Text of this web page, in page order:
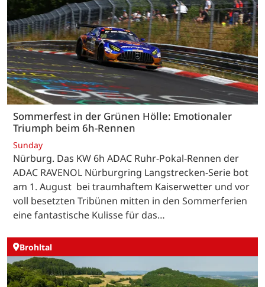
Sommerfest in der Grünen Hölle: Emotionaler
Triumph beim 6h-Rennen
Sunday
Nürburg. Das KW 6h ADAC Ruhr-Pokal-Rennen der
ADAC RAVENOL Nürburgring Langstrecken-Serie bot
am 1. August bei traumhaftem Kaiserwetter und vor
voll besetzten Tribünen mitten in den Sommerferien
eine fantastische Kulisse für das…
Brohltal